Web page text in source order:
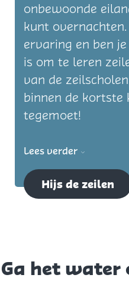
onbewoonde
kunt
ervaring en ben
is om te leren
van de
binnen de kortste
tegemoet!
Lees verder
Hijs de zeilen
Ga het water